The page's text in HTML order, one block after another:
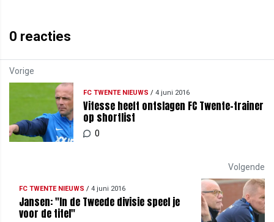
0 reacties
Vorige
FC TWENTE NIEUWS / 4 juni 2016
Vitesse heeft ontslagen FC Twente-trainer
op shortlist
0
Volgende
FC TWENTE NIEUWS / 4 juni 2016
Jansen: "In de Tweede divisie speel je
voor de titel"